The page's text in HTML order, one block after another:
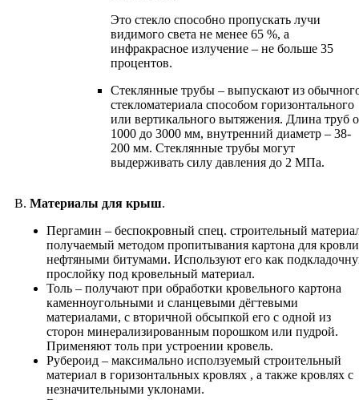
Это стекло способно пропускать лучи
видимого света не менее 65 %, а
инфракрасное излучение – не больше 35
процентов.
Cтеклянные трубы – выпускают из
стекломатериала способом горизонтального
или вертикального вытяжения. Длина труб
1000 до 3000 мм, внутренний диаметр – 38-
200 мм. Стеклянные трубы могут
выдерживать силу давления до 2 МПа.
В. Материалы для крыш.
Пергамин – беспокровный спец. строительный
получаемый методом пропитывания картона для кровли
нефтяными битумами. Используют его как
прослойку под кровельный материал.
Толь – получают при обработки кровельного картона
каменноугольными и сланцевыми дёгтевыми
материалами, с вторичной обсыпкой его с одной из
сторон минерализированным порошком или пудрой.
Применяют толь при устроении кровель.
Рубероид – максимально исползуемый строительный
материал в горизонтальных кровлях , а также кровлях с
незначительными уклонами.